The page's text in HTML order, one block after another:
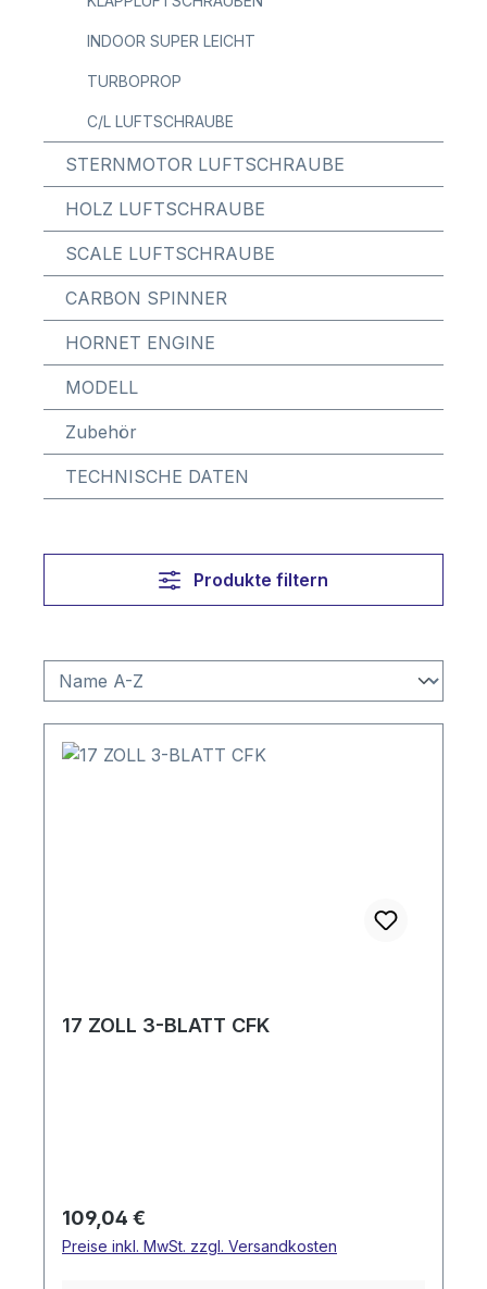
INDOOR SUPER LEICHT
TURBOPROP
C/L LUFTSCHRAUBE
STERNMOTOR LUFTSCHRAUBE
HOLZ LUFTSCHRAUBE
SCALE LUFTSCHRAUBE
CARBON SPINNER
HORNET ENGINE
MODELL
Zubehör
TECHNISCHE DATEN
Produkte filtern
17 ZOLL 3-BLATT CFK
Regulärer Preis:
109,04 €
Preise inkl. MwSt. zzgl. Versandkosten